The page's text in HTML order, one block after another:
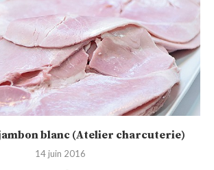
blanc (Atelier charcuterie)
14 juin 2016